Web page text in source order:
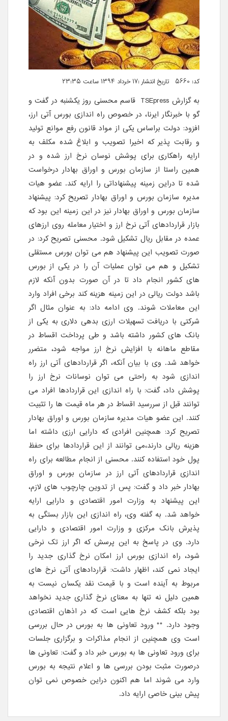
کد: 5660 تاریخ انتشار :۱۷ خرداد ۱۳۹۴ ساعت ۲۳:۳۵
به گزارش TSEpress قاسم محسنی روز یکشنبه در گفت و
گو با خبرنگار ایرنا، در خصوص راه اندازی بورس آتی ارز،
افزود: دولت براساس یکی از مواد قانون رفع موانع تولید
و رقابت پذیر که اخیرا تصویب و ابلاغ شده مکلف به
ارایه راهکاری برای پوشش نوسان نرخ ارز شده و در
همین راستا از سازمان بورس و اوراق بهادار درخواست
شده تا دراین زمینه پیشنهاداتی را ارایه کند. عضو هیات
مدیره سازمان بورس و اوراق بهادار تصریح کرد: پیشنهاد
سازمان بورس و اوراق بهادار نیز در این زمینه این بود که
بازار قراردادهای آتی نرخ ارز و اختیار معامله روی ارزهای
عمده در مقابل ریال تشکیل شود. محسنی تصریح کرد: در
صورت تصویب این پیشنهاد هم می توان بورس مستقلی
تشکیل و هم می توان عملیات آن را در یکی از بورس
های کشور انجام داد تا در آن صورت بدون آنکه لازم
باشد دولت ریالی در این زمینه هزینه کند برخی افراد وارد
این معاملات شوند. وی ادامه داد: به عنوان مثال اگر
شرکتی با دریافت تسهیلات ارزی بدهی دلاری به یکی از
بانک های کشور داشته باشد و طی پرداخت اقساط در
مقاطع ماهانه با افزایش نرخ ارز مواجه شود، متضرر
خواهد شد. وی با بیان آنکه، اگر قراردادهای آتی ارز راه
اندازی شود به راحتی می توان نوسانات نرخ ارز را
پوشش داد، گفت: با راه اندازی این قراردادها افراد می
توانند قبل از سررسید اقساط در هر ماه قیمت ها را تثبیت
کنند. این عضو هیات مدیره سازمان بورس و اوراق بهادار
تصریح کرد: همچنین افرادی که دارایی ارزی داشته اما
هزینه ریالی دارند،می توانند از این قراردادها برای حفظ
پول خود استفاده کنند. محسنی از انجام مطالعه برای راه
اندازی قراردادهای آتی ارز در سازمان بورس و اوراق
بهادار خبر داد و گفت: پس از تدوین چارچوب های لازم،
این پیشنهاد به وزارت امور اقتصادی و دارایی ارایه
خواهد شد. به گفته وی، راه اندازی این بازار بستگی به
پذیرش بانک مرکزی و وزارت امور اقتصادی و دارایی
دارد. وی در پاسخ به این پرسش که اگر ارز تک نرخی
شود، راه اندازی بورس ارز امکان نرخ گذاری جدید را
ایجاد نمی کند، اظهار داشت: قراردادهای آتی نرخ های
مربوط به آینده است و با قیمت نقد یکسان نیست به
همین دلیل نه تنها به معنای نرخ گذاری جدید نخواهد
بود بلکه کشف نرخ هایی است که در اذهان اقتصادی
وجود دارد. ** ورود تعاونی ها به بورس در حال بررسی
است وی همچنین از انجام مذاکرات و برگزاری جلسات
برای ورود تعاونی ها به بورس خبر داد و گفت: تعاونی ها
درصورت مثبت بودن بررسی ها و اعلام نتیجه به بورس
وارد می شوند اما هم اکنون دراین خصوص نمی توان
پیش بینی خاصی ارایه داد.